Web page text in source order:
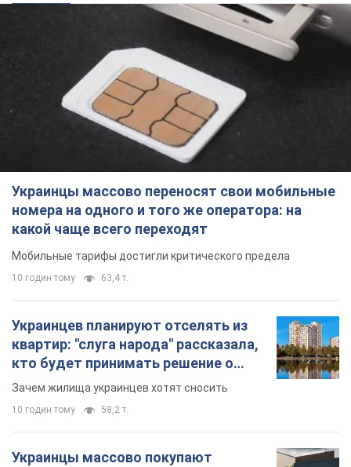
Украинцы массово переносят свои мобильные
номера на одного и того же оператора: на
какой чаще всего переходят
Мобильные тарифы достигли критического предела
10 годин тому 63,4 т.
Украинцев планируют отселять из
квартир: "слуга народа" рассказала,
кто будет принимать решение о
сносе домов
Зачем жилища украинцев хотят сносить
10 годин тому 58,2 т.
Украинцы массово покупают